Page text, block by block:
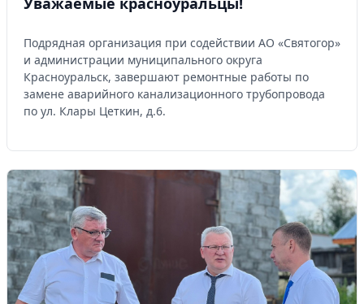
Подрядная организация при содействии АО «Святогор»
и администрации муниципального округа
Красноуральск, завершают ремонтные работы по
замене аварийного канализационного трубопровода
по ул. Клары Цеткин, д.6.